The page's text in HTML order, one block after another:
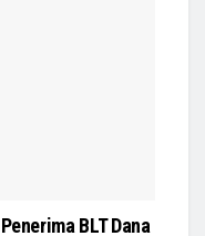
BLT Dana